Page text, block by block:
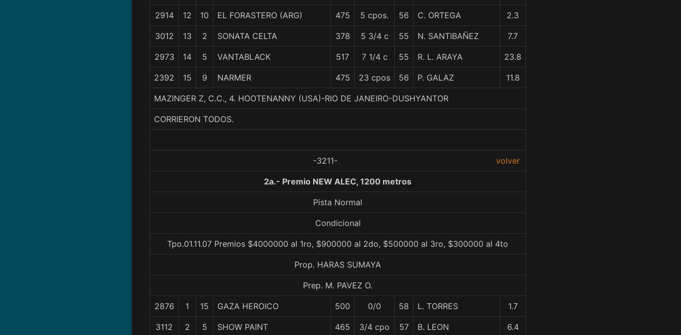
2914 12 10 EL FORASTERO (ARG) 475 5 cpos. 56 C. ORTEGA 2.3
3012 13 2 SONATA CELTA 378 5 3/4 c 55 N. SANTIBAÑEZ 7.7
2973 14 5 VANTABLACK 517 7 1/4 c 55 R. L. ARAYA 23.8
2392 15 9 NARMER 475 23 cpos 56 P. GALAZ 11.8
MAZINGER Z, C.C., 4. HOOTENANNY (USA)-RIO DE JANEIRO-DUSHYANTOR
CORRIERON TODOS.
-3211- volver
2a.- Premio NEW ALEC, 1200 metros
Pista Normal
Condicional
Tpo.01.11.07 Premios $4000000 al 1ro, $900000 al 2do, $500000 al 3ro, $300000 al 4to
Prop. HARAS SUMAYA
Prep. M. PAVEZ O.
2876 1 15 GAZA HEROICO 500 0/0 58 L. TORRES 1.7
3112 2 5 SHOW PAINT 465 3/4 cpo 57 B. LEON 6.4